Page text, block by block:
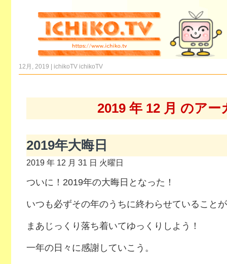
12月, 2019 | ichikoTV ichikoTV
2019 年 12 月 のアー
2019年大晦日
2019 年 12 月 31 日 火曜日
ついに！2019年の大晦日となった！
いつも必ずその年のうちに終わらせていること
まあじっくり落ち着いてゆっくりしよう！
一年の日々に感謝していこう。